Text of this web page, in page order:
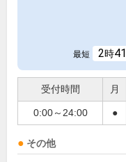
最短 2時41
受付時間 月
0:00～24:00 ●
その他